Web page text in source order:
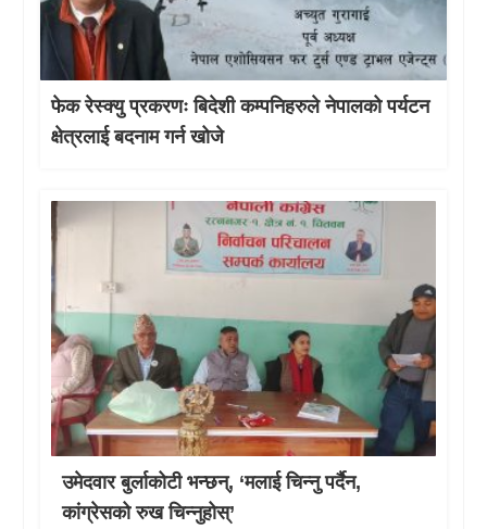
फेक रेस्क्यु प्रकरणः बिदेशी कम्पनिहरुले नेपालको पर्यटन
क्षेत्रलाई बदनाम गर्न खोजे
उमेदवार बुर्लाकोटी भन्छन्, ‘मलाई चिन्नु पर्दैन,
कांग्रेसको रुख चिन्नुहोस्’